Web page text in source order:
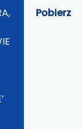
Pobierz